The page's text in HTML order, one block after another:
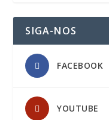
SIGA-NOS
FACEBOOK
YOUTUBE